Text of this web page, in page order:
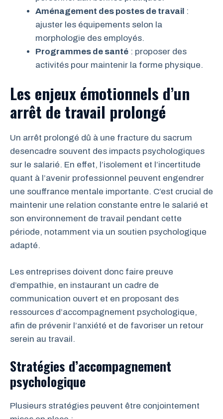
Aménagement des postes de travail :
ajuster les équipements selon la
morphologie des employés.
Programmes de santé : proposer des
activités pour maintenir la forme physique.
Les enjeux émotionnels d’un
arrêt de travail prolongé
Un arrêt prolongé dû à une fracture du sacrum
desencadre souvent des impacts psychologiques
sur le salarié. En effet, l’isolement et l’incertitude
quant à l’avenir professionnel peuvent engendrer
une souffrance mentale importante. C’est crucial de
maintenir une relation constante entre le salarié et
son environnement de travail pendant cette
période, notamment via un soutien psychologique
adapté.
Les entreprises doivent donc faire preuve
d’empathie, en instaurant un cadre de
communication ouvert et en proposant des
ressources d’accompagnement psychologique,
afin de prévenir l’anxiété et de favoriser un retour
serein au travail.
Stratégies d’accompagnement
psychologique
Plusieurs stratégies peuvent être conjointement